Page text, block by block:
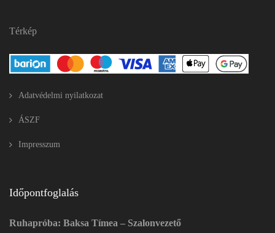
Térkép
Adatvédelmi nyilatkozat
ÁSZF
Impresszum
Időpontfoglalás
Ruhapróba: Baksa Tímea – Szalonvezető